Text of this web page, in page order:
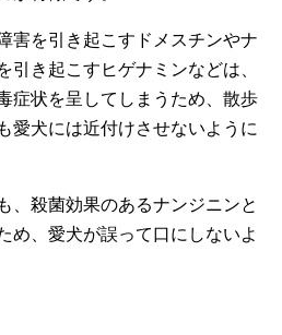
害を引き起こすドメスチンやナ
引き起こすヒゲナミンなどは、
症状を呈してしまうため、散歩
愛犬には近付けさせないように
、殺菌効果のあるナンジニンと
め、愛犬が誤って口にしないよ